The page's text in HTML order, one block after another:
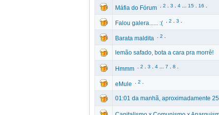
Máfia do Fórum 2 3 4 15 16
Falou galera...... :( 2 3
Barata maldita 2
lemão safado, bota a cara pra morrê!
Hmmm 2 3 4 7 8
eMule 2
01:01 da manhã, aproximadamente